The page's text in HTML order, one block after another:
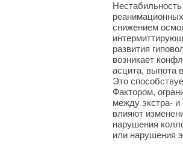
снижением
развития
возникает
асцита, выпота
Это
Фактором,
между экстра- и
влияют
нарушения
или нарушения